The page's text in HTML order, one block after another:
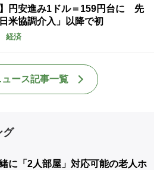
】円安進み1ドル＝159円台に 先
米協調介入」以降で初
経済
ース記事一覧
グ
に「2人部屋」対応可能の老人ホ